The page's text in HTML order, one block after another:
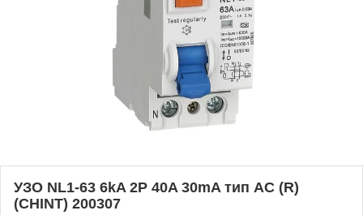
УЗО NL1-63 6kA 2P 40A 30mA тип AC (R)
(CHINT) 200307